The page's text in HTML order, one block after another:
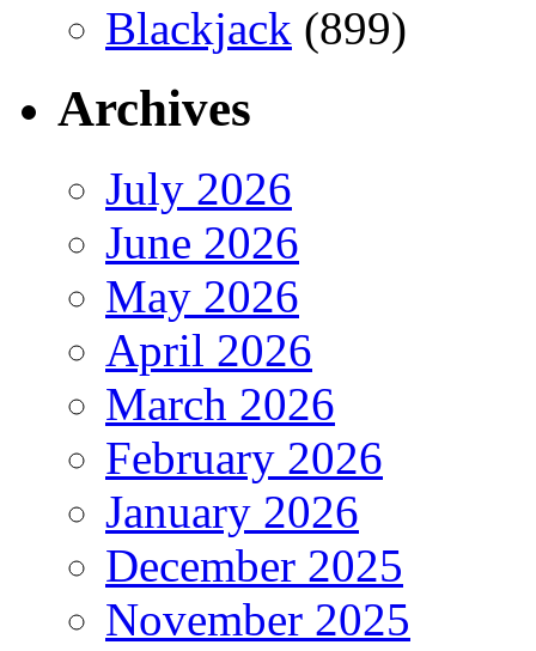
Blackjack (899)
Archives
July 2026
June 2026
May 2026
April 2026
March 2026
February 2026
January 2026
December 2025
November 2025